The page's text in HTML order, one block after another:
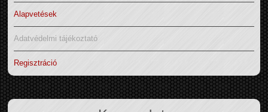
Alapvetések
Adatvédelmi tájékoztató
Regisztráció